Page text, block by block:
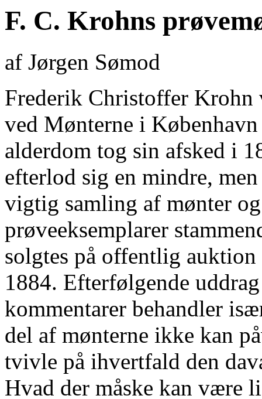
F. C. Krohns
af Jørgen Sømod
Frederik Christoffer
ved Mønterne i
alderdom tog sin afsked i
efterlod sig en mindre,
vigtig samling af mønter
prøveeksemplarer
solgtes på offentlig
1884. Efterfølgende
kommentarer behandler
del af mønterne ikke kan
tvivle på ihvertfald den
Hvad der måske kan være